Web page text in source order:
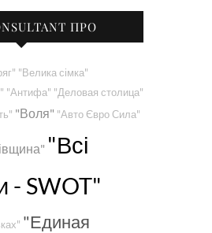
ПРО
"Велика сімка"
"Антифа" "Деловая столица"
"Воля" "Авто Євро Сила"
"Всі
- SWOT"
"Единая